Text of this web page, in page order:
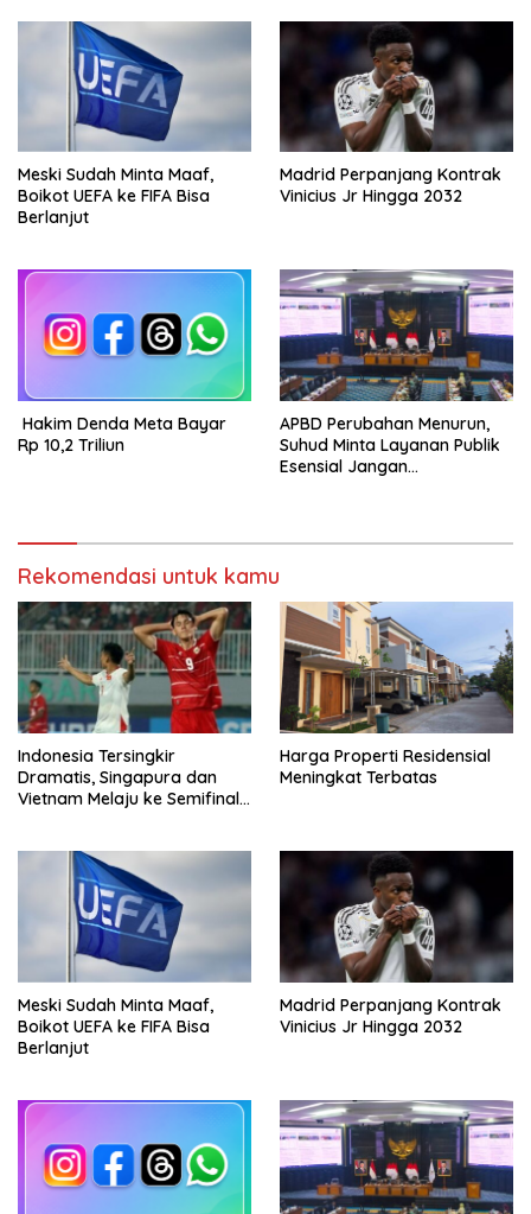
Meski Sudah Minta Maaf,
Boikot UEFA ke FIFA Bisa
Berlanjut
Madrid Perpanjang Kontrak
Vinicius Jr Hingga 2032
Hakim Denda Meta Bayar
Rp 10,2 Triliun
APBD Perubahan Menurun,
Suhud Minta Layanan Publik
Esensial Jangan
Rekomendasi untuk kamu
Indonesia Tersingkir
Dramatis, Singapura dan
Vietnam Melaju ke Semifinal
Harga Properti Residensial
Meningkat Terbatas
Meski Sudah Minta Maaf,
Boikot UEFA ke FIFA Bisa
Berlanjut
Madrid Perpanjang Kontrak
Vinicius Jr Hingga 2032